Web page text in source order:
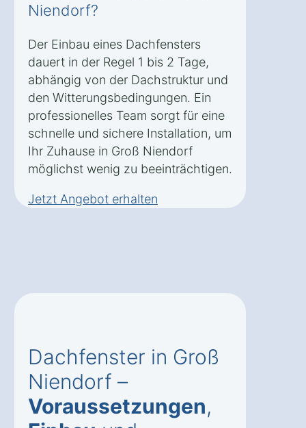
Niendorf?
Der Einbau eines Dachfensters
dauert in der Regel 1 bis 2 Tage,
abhängig von der Dachstruktur und
den Witterungsbedingungen. Ein
professionelles Team sorgt für eine
schnelle und sichere Installation, um
Ihr Zuhause in Groß Niendorf
möglichst wenig zu beeinträchtigen.
Jetzt Angebot erhalten
Dachfenster in Groß
Niendorf –
Voraussetzungen,